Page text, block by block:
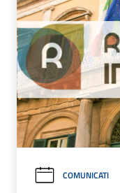
COMUNICATI